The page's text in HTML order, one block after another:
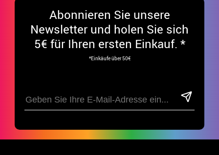
Abonnieren Sie unsere
Newsletter und holen Sie sich
5€ für Ihren ersten Einkauf. *
*Einkäufe über 50€